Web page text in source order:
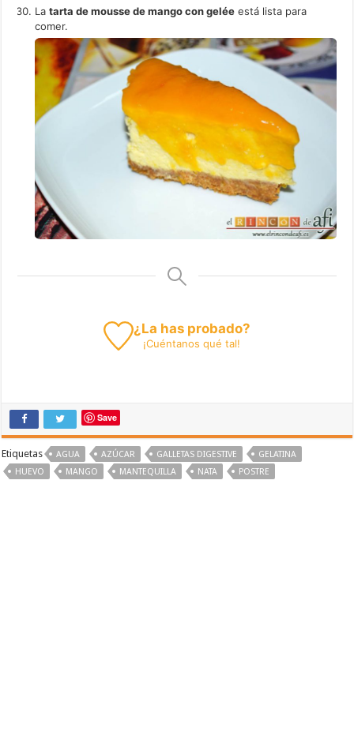
Latarta de mousse de mango con gelée está lista para
comer.
¿La has probado?
¡Cuéntanos qué tal!
Save
Etiquetas AGUA AZÚCAR GALLETAS DIGESTIVE
GELATINA
HUEVO
MANGO MANTEQUILLA NATA POSTRE